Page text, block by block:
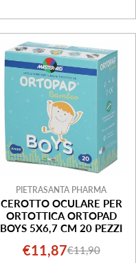
PIETRASANTA PHARMA
CEROTTO OCULARE PER
ORTOTTICA ORTOPAD
BOYS 5X6,7 CM 20 PEZZI
Prezzo
€11,87Prezzo
€11,90